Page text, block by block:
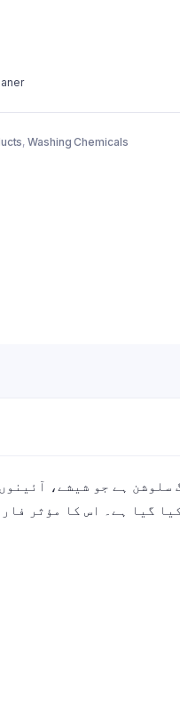
,Washing Chemicals
گیا ہے۔ اس کا مؤثر